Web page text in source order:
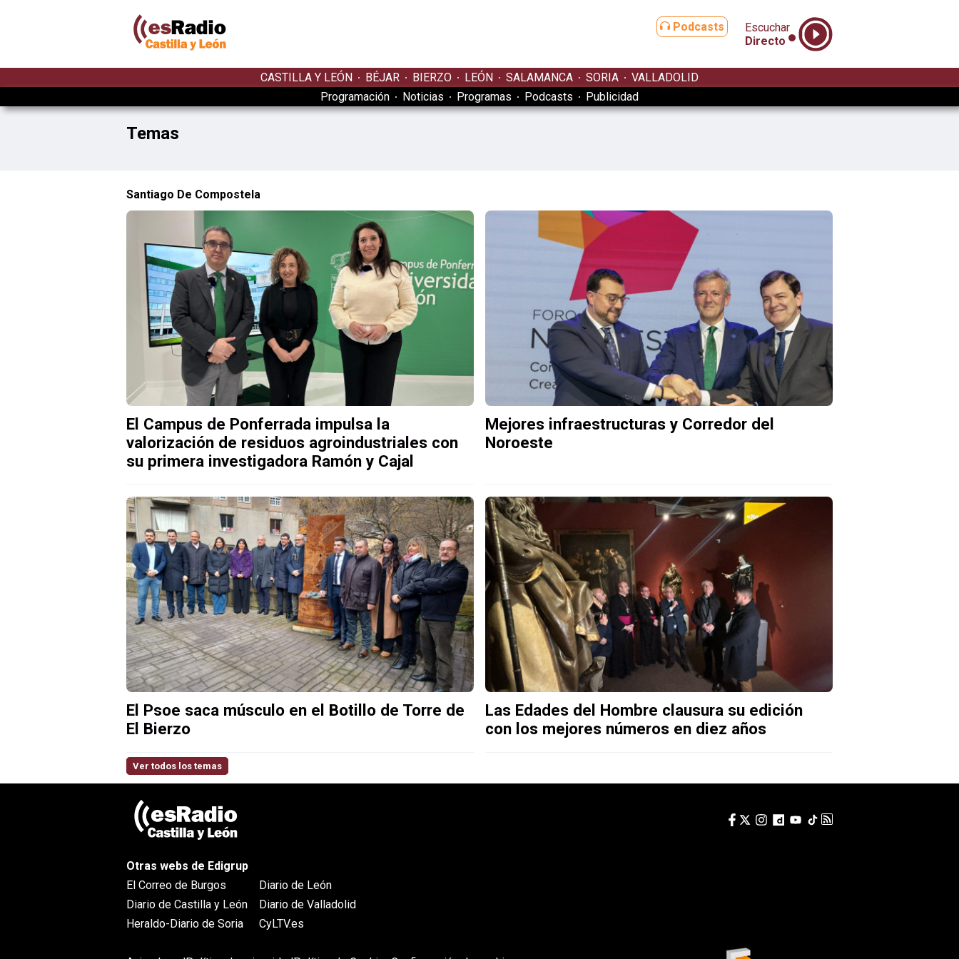
Podcasts
Escuchar
Directo
CASTILLA Y LEÓN BÉJAR BIERZO LEÓN SALAMANCA SORIA
VALLADOLID
Programación
Noticias Programas Podcasts Publicidad
Temas
Santiago De Compostela
El Campus de Ponferrada impulsa la
valorización de residuos agroindustriales con
su primera investigadora Ramón y Cajal
Mejores infraestructuras y Corredor del
Noroeste
El Psoe saca músculo en el Botillo de Torre de
El Bierzo
Las Edades del Hombre clausura su edición
con los mejores números en diez años
Ver todos los temas
Otras webs de Edigrup
El Correo de Burgos
Diario de Castilla y León
Heraldo-Diario de Soria
Diario de León
Diario de Valladolid
CyLTV.es